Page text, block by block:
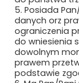
5. Posiada
danych orz
ograniczenia
do wniesienia
dowolnym
prawem
podstawie